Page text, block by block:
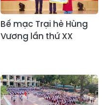
Bế mạc Trại hè Hùng
Vương lần thứ XX